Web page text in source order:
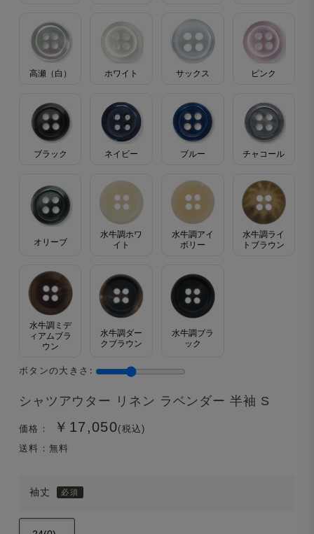
シャツアウター リネン ラベンダー 半袖 S
価格： ￥17,050(税込)
送料：無料
袖丈
高瀬（白） ホワイト サックス ピンク
ブラック ネイビー ブルー チャコール
オリーブ
水牛調ホワ
イト
水牛調アイ
ボリー
水牛調ライ
トブラウン
水牛調ミデ
ィアムブラ
ウン
水牛調ダー
クブラウン
水牛調ブラ
ック
ボタンの大きさ: